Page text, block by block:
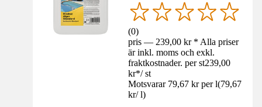
(0)
pris — 239,00 kr * Alla priser
är inkl. moms och exkl.
fraktkostnader. per st239,00
kr*/ st
Motsvarar 79,67 kr per l(79,67
kr/ l)